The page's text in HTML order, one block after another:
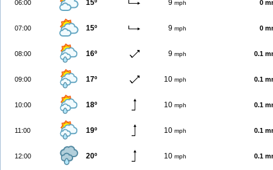
06:00 15º 9 mph 0
07:00 15º 9 mph 0
08:00 16º 9 mph 0.1
09:00 17º 10 mph 0.1
10:00 18º 10 mph 0.1
11:00 19º 10 mph 0.1
12:00 20º 10 mph 0.1